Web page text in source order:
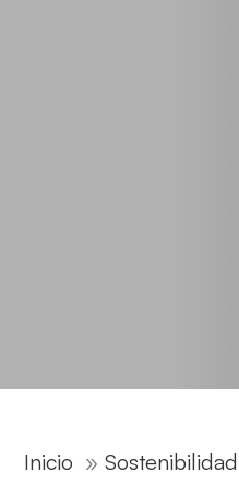
Inicio »Sostenibilidad